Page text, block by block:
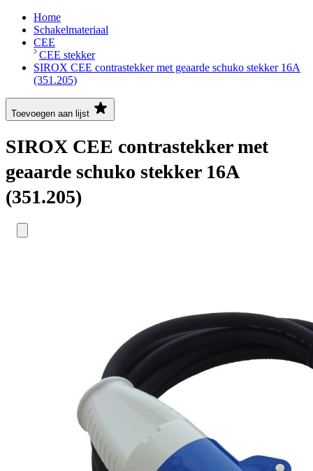
Home
Schakelmateriaal
CEE
CEE stekker
SIROX CEE contrastekker met geaarde schuko stekker 16A
(351.205)
Toevoegen aan lijst
SIROX CEE contrastekker met
geaarde schuko stekker 16A
(351.205)